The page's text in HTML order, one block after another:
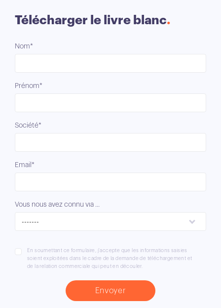
Télécharger le livre blanc
Nom*
Prénom*
Société*
Email*
Vous nous avez connu via ...
-------
En soumettant ce formulaire, j'accepte que les informations saisies
soient exploitées dans le cadre de la demande de téléchargement et
de la relation commerciale qui peut en découler.